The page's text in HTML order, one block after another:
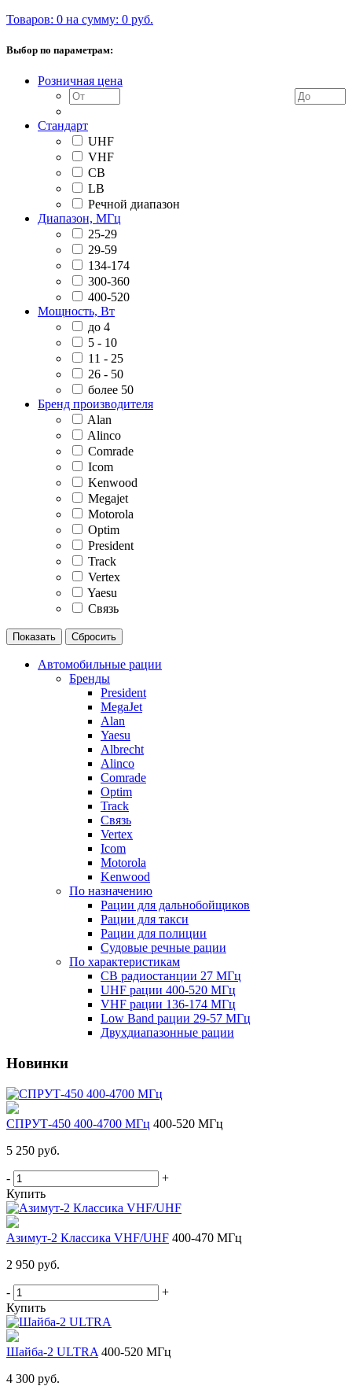
Товаров: 0 на сумму: 0 руб.
Выбор по параметрам:
Розничная цена
Стандарт
UHF
VHF
CB
LB
Речной диапазон
Диапазон, МГц
25-29
29-59
134-174
300-360
400-520
Мощность, Вт
до 4
5 - 10
11 - 25
26 - 50
более 50
Бренд производителя
Alan
Alinco
Comrade
Icom
Kenwood
Megajet
Motorola
Optim
President
Track
Vertex
Yaesu
Связь
Автомобильные рации
Бренды
President
MegaJet
Alan
Yaesu
Albrecht
Alinco
Comrade
Optim
Track
Связь
Vertex
Icom
Motorola
Kenwood
По назначению
Рации для дальнобойщиков
Рации для такси
Рации для полиции
Судовые речные рации
По характеристикам
CB радиостанции 27 МГц
UHF рации 400-520 МГц
VHF рации 136-174 МГц
Low Band рации 29-57 МГц
Двухдиапазонные рации
Новинки
СПРУТ-450 400-4700 МГц 400-520 МГц
5 250 руб.
-
+
Купить
Азимут-2 Классика VHF/UHF 400-470 МГц
2 950 руб.
-
+
Купить
Шайба-2 ULTRA 400-520 МГц
4 300 руб.